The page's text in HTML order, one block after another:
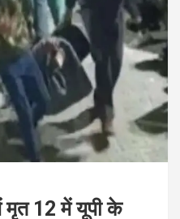
मृत 12 में यूपी के